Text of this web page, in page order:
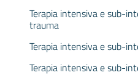
Terapia intensiva e sub-
trauma
Terapia intensiva e sub-
Terapia intensiva e sub-